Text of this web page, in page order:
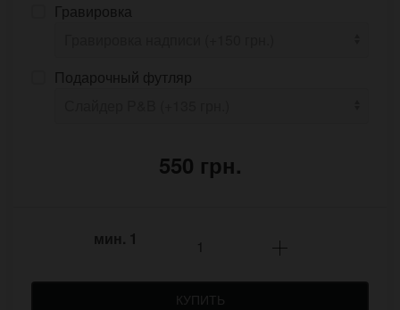
Гравировка
Подарочный футляр
550 грн.
мин. 1
КУПИТЬ